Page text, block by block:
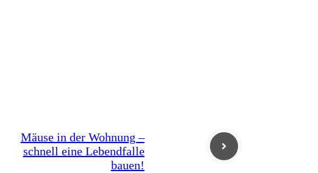
Mäuse in der Wohnung –
schnell eine Lebendfalle
bauen!